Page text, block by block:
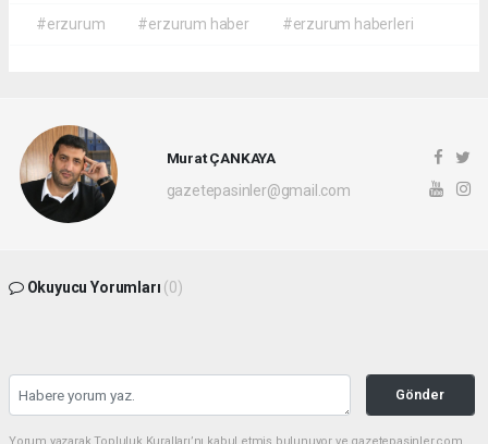
#erzurum #erzurum haber #erzurum haberleri
Murat ÇANKAYA
gazetepasinler@gmail.com
Okuyucu Yorumları (0)
Gönder